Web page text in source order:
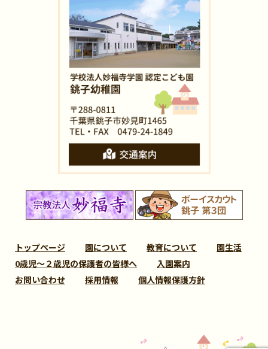
トップページ 園について 教育について
園生活
0歳児～２歳児の保護者の皆様へ
入園案内
お問い合わせ
採用情報 個人情報保護方針